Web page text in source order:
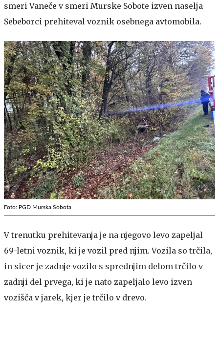
smeri Vaneče v smeri Murske Sobote izven naselja
Sebeborci prehiteval voznik osebnega avtomobila.
Foto: PGD Murska Sobota
V trenutku prehitevanja je na njegovo levo zapeljal
69-letni voznik, ki je vozil pred njim. Vozila so trčila,
in sicer je zadnje vozilo s sprednjim delom trčilo v
zadnji del prvega, ki je nato zapeljalo levo izven
vozišča v jarek, kjer je trčilo v drevo.